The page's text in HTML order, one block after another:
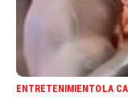
ENTRETENIMIENTOLA